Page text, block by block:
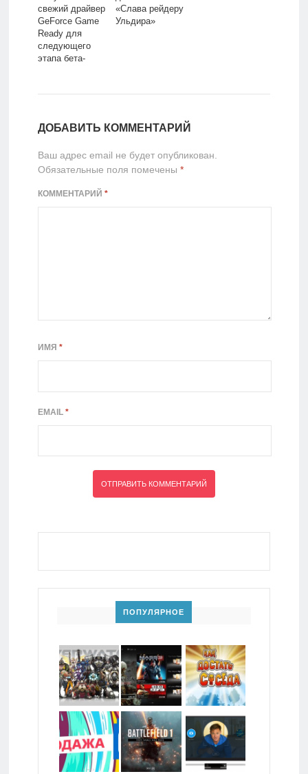
свежий драйвер
GeForce Game
Ready для
следующего
этапа бета-
«Слава рейдеру
Ульдира»
ДОБАВИТЬ КОММЕНТАРИЙ
Ваш адрес email не будет опубликован.
Обязательные поля помечены *
КОММЕНТАРИЙ *
ИМЯ *
EMAIL *
ПОПУЛЯРНОЕ